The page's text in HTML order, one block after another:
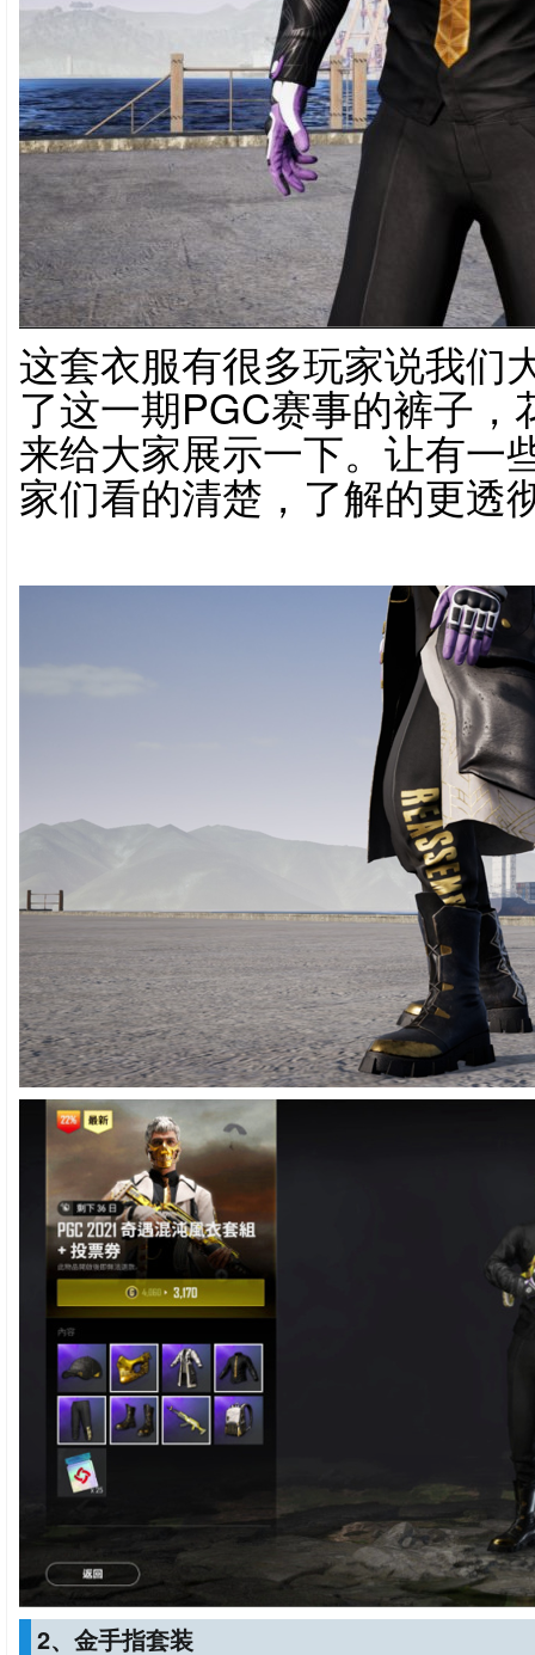
这套衣服有很多玩家说我们
了这一期PGC赛事的裤子
来给大家展示一下。让有一
家们看的清楚，了解的更透
2、金手指套装